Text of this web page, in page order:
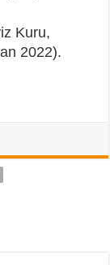
Kuru,
2022).